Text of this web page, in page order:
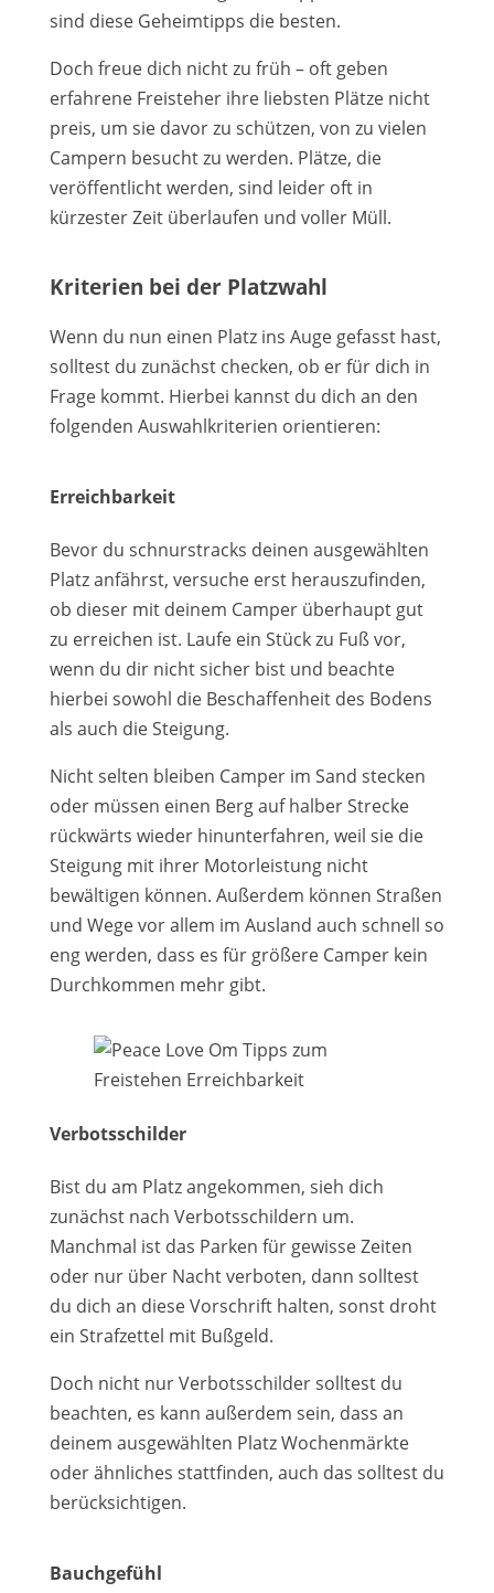
sind diese Geheimtipps die besten.
Doch freue dich nicht zu früh – oft geben
erfahrene Freisteher ihre liebsten Plätze nicht
preis, um sie davor zu schützen, von zu vielen
Campern besucht zu werden. Plätze, die
veröffentlicht werden, sind leider oft in
kürzester Zeit überlaufen und voller Müll.
Kriterien bei der Platzwahl
Wenn du nun einen Platz ins Auge gefasst hast,
solltest du zunächst checken, ob er für dich in
Frage kommt. Hierbei kannst du dich an den
folgenden Auswahlkriterien orientieren:
Erreichbarkeit
Bevor du schnurstracks deinen ausgewählten
Platz anfährst, versuche erst herauszufinden,
ob dieser mit deinem Camper überhaupt gut
zu erreichen ist. Laufe ein Stück zu Fuß vor,
wenn du dir nicht sicher bist und beachte
hierbei sowohl die Beschaffenheit des Bodens
als auch die Steigung.
Nicht selten bleiben Camper im Sand stecken
oder müssen einen Berg auf halber Strecke
rückwärts wieder hinunterfahren, weil sie die
Steigung mit ihrer Motorleistung nicht
bewältigen können. Außerdem können Straßen
und Wege vor allem im Ausland auch schnell so
eng werden, dass es für größere Camper kein
Durchkommen mehr gibt.
Verbotsschilder
Bist du am Platz angekommen, sieh dich
zunächst nach Verbotsschildern um.
Manchmal ist das Parken für gewisse Zeiten
oder nur über Nacht verboten, dann solltest
du dich an diese Vorschrift halten, sonst droht
ein Strafzettel mit Bußgeld.
Doch nicht nur Verbotsschilder solltest du
beachten, es kann außerdem sein, dass an
deinem ausgewählten Platz Wochenmärkte
oder ähnliches stattfinden, auch das solltest du
berücksichtigen.
Bauchgefühl